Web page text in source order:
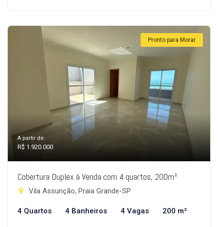
Pronto para Morar
A partir de:
R$ 1.920.000
Cobertura Duplex à Venda com 4 quartos, 200m²
Vila Assunção, Praia Grande-SP
4 Quartos 4 Banheiros 4 Vagas 200 m²